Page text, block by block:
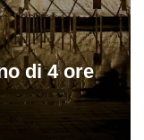
di 4 ore